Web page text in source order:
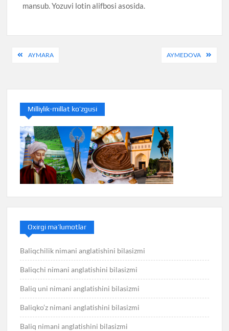
mansub. Yozuvi lotin alifbosi asosida.
PostAYMARA AYMEDOVA
Milliylik-millat ko’zgusi
Oxirgi ma’lumotlar
Baliqchilik nimani anglatishini bilasizmi
Baliqchi nimani anglatishini bilasizmi
Baliq uni nimani anglatishini bilasizmi
Baliqko’z nimani anglatishini bilasizmi
Baliq nimani anglatishini bilasizmi